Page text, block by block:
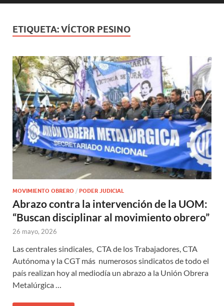
ETIQUETA:VÍCTOR PESINO
MOVIMIENTO OBRERO / PODER JUDICIAL
Abrazo contra la intervención de la UOM:
“Buscan disciplinar al movimiento obrero”
26 mayo, 2026
Las centrales sindicales, CTA de los Trabajadores, CTA
Autónoma y la CGT más numerosos sindicatos de todo el
país realizan hoy al mediodía un abrazo a la Unión Obrera
Metalúrgica …